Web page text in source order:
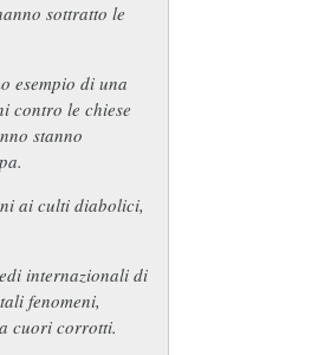
sottratto le
esempio di una
contro le chiese
stanno
ai culti diabolici,
internazionali di
fenomeni,
cuori corrotti.